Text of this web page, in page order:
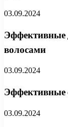
03.09.2024
Эффективные
волосами
03.09.2024
Эффективные
03.09.2024